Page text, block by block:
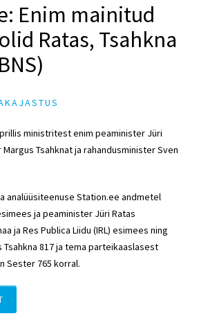
Enim mainitud
Ratas, Tsahkna
ministritest enim peaminister Jüri
Tsahknat ja rahandusminister Sven
analüüsiteenuse Station.ee andmetel
ja peaminister Jüri Ratas
ja Res Publica Liidu (IRL) esimees ning
817 ja tema parteikaaslasest
Sester 765 korral.